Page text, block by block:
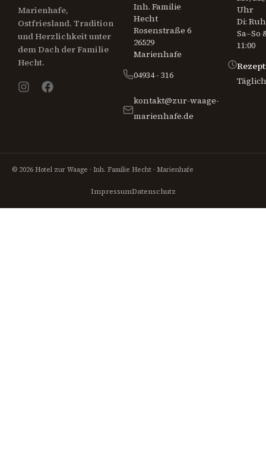
Marienhafe,
Ostfriesland. Tradition
und Herzlichkeit unter
dem Dach der Familie
Hecht.
Inh. Familie
Hecht
Rosenstraße 6
26529
Marienhafe
04934 - 316
kontakt@zur-waage-
marienhafe.de
Uhr
Di:
Sa–So
11:00
© 2026 Hotel zur Waage · Inh. Familie Hecht · Marienhafe
ImpressumDatenschutz